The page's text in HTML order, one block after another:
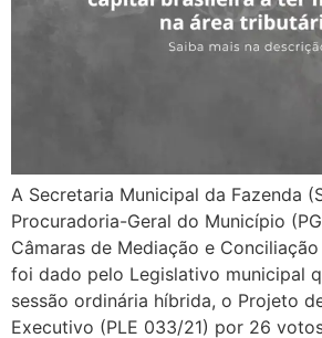
A Secretaria Municipal da Fazenda
Procuradoria-Geral do Município
Câmaras de Mediação e
foi dado pelo Legislativo municipal
sessão ordinária híbrida, o Projeto
Executivo (PLE 033/21) por 26